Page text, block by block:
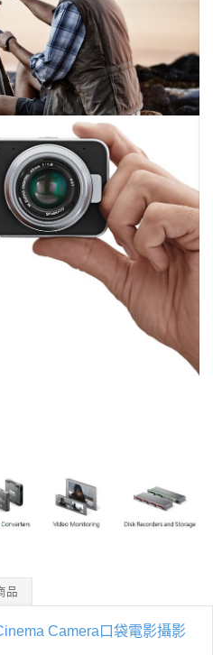
品
Camera口袋電影攝影